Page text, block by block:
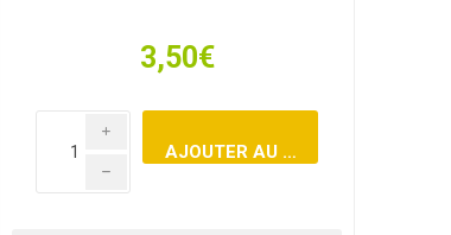
3,50€
i
h